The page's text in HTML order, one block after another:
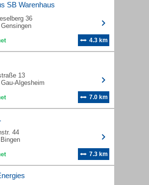
SB Warenhaus
36
4.3 km
13
Algesheim
7.0 km
44
7.3 km